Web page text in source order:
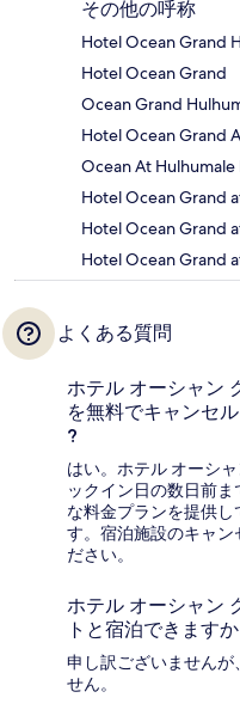
その他の呼称
Hotel Ocean Grand
Hotel Ocean Grand
Ocean Grand
Hotel Ocean Grand
Ocean At Hulhumale
Hotel Ocean Grand
Hotel Ocean Grand
Hotel Ocean Grand
よくある質問
ホテル オーシャン
を無料でキャンセ
?
はい。ホテル オーシ
ックイン日の数日前
な料金プランを提供
す。宿泊施設のキャン
ださい。
ホテル オーシャン
トと宿泊できます
申し訳ございません
せん。